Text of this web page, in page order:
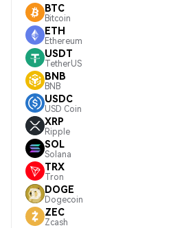
BTC
Bitcoin
ETH
Ethereum
USDT
TetherUS
BNB
BNB
USDC
USD Coin
XRP
Ripple
SOL
Solana
TRX
Tron
DOGE
Dogecoin
ZEC
Zcash